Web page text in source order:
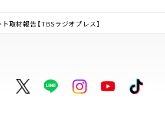
取材報告【TBSラジオプレス】